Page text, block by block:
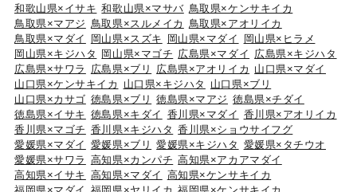
和歌山県×イサキ 和歌山県×マサバ 鳥取県×ケンサキイカ
鳥取県×マアジ 鳥取県×スルメイカ
鳥取県×アオリイカ
鳥取県×マダイ
岡山県×スズキ 岡山県×マダイ
岡山県×ヒラメ
岡山県×キジハタ 岡山県×マゴチ 広島県×マダイ 広島県×キジハタ
広島県×サワラ
広島県×ブリ 広島県×アオリイカ 山口県×マダイ
山口県×ケンサキイカ
山口県×キジハタ
山口県×ブリ
山口県×カサゴ 徳島県×ブリ 徳島県×マアジ 徳島県×チダイ
徳島県×イサキ 徳島県×キダイ 香川県×マダイ 香川県×アオリイカ
香川県×マゴチ 香川県×キジハタ 香川県×ショウサイフグ
愛媛県×マダイ 愛媛県×ブリ 愛媛県×キジハタ 愛媛県×タチウオ
愛媛県×サワラ 高知県×カンパチ 高知県×アカアマダイ
高知県×イサキ 高知県×マダイ 高知県×ケンサキイカ